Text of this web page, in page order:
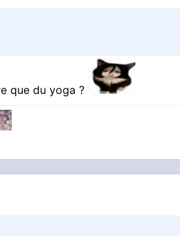
que du yoga ?